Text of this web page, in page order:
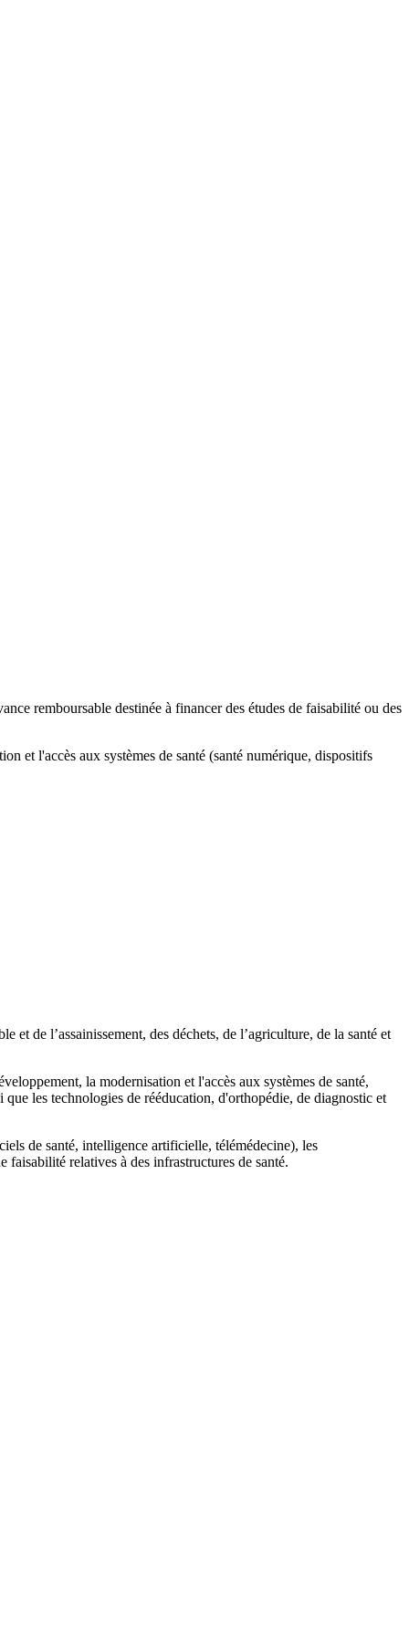
remboursable destinée à financer des études de faisabilité ou des
et l'accès aux systèmes de santé (santé numérique, dispositifs
et de l’assainissement, des déchets, de l’agriculture, de la santé et
la modernisation et l'accès aux systèmes de santé,
les technologies de rééducation, d'orthopédie, de diagnostic et
de santé, intelligence artificielle, télémédecine), les
relatives à des infrastructures de santé.